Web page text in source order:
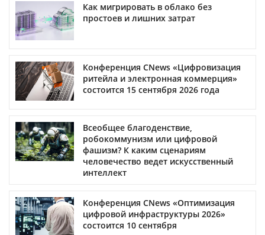
Как мигрировать в облако без
простоев и лишних затрат
Конференция CNews «Цифровизация
ритейла и электронная коммерция»
состоится 15 сентября 2026 года
Всеобщее благоденствие,
робокоммунизм или цифровой
фашизм? К каким сценариям
человечество ведет искусственный
интеллект
Конференция CNews «Оптимизация
цифровой инфраструктуры 2026»
состоится 10 сентября